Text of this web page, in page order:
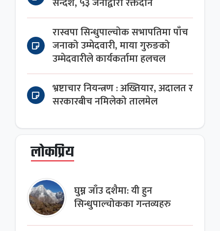
रास्वपा सिन्धुपाल्चोक सभापतिमा पाँच
जनाको उम्मेदवारी, माया गुरुङको
उम्मेदवारीले कार्यकर्तामा हलचल
भ्रष्टाचार नियन्त्रण : अख्तियार, अदालत र
सरकारबीच नमिलेको तालमेल
लोकप्रिय
घुम्न जाँउ दशैमा: यी हुन
सिन्धुपाल्चोकका गन्तव्यहरु